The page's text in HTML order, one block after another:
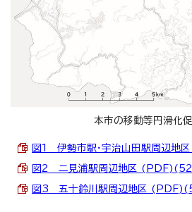
本市の移動等円滑化
図1 伊勢市駅・宇治山田駅周辺
図2 二見浦駅周辺地区
図3 五十鈴川駅周辺地区